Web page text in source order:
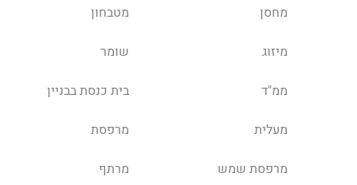
מחסן מטבחון
מיזוג שומר
ממ"ד בית כנסת בבניין
מעלית מרפסת
מרפסת שמש מרתף